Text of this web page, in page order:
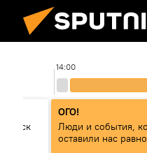
14:00
ОГО!
Люди и события,
оставили нас